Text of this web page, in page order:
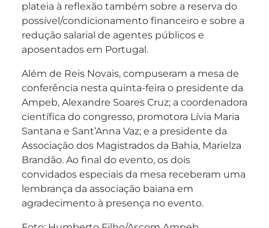
plateia à reflexão também sobre a reserva do
possível/condicionamento financeiro e sobre a
redução salarial de agentes públicos e
aposentados em Portugal.
Além de Reis Novais, compuseram a mesa de
conferência nesta quinta-feira o presidente da
Ampeb, Alexandre Soares Cruz; a coordenadora
científica do congresso, promotora Lívia Maria
Santana e Sant’Anna Vaz; e a presidente da
Associação dos Magistrados da Bahia, Marielza
Brandão. Ao final do evento, os dois
convidados especiais da mesa receberam uma
lembrança da associação baiana em
agradecimento à presença no evento.